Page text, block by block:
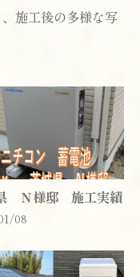
施工後の多様な写
Ｎ様邸 施工実績
08